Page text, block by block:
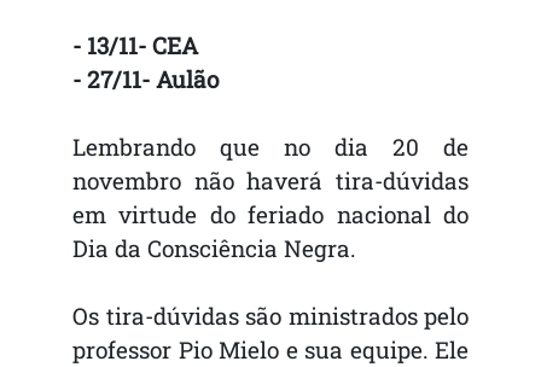
- 13/11- CEA
- 27/11- Aulão
Lembrando que no dia 20 de
novembro não haverá tira-dúvidas
em virtude do feriado nacional do
Dia da Consciência Negra.
Os tira-dúvidas são ministrados pelo
professor Pio Mielo e sua equipe. Ele